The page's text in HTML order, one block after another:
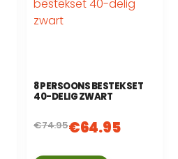
8 PERSOONS BESTEKSET
40-DELIG ZWART
€74.95€64.95